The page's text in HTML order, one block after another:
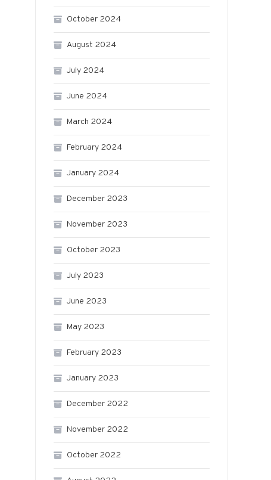
October 2024
August 2024
July 2024
June 2024
March 2024
February 2024
January 2024
December 2023
November 2023
October 2023
July 2023
June 2023
May 2023
February 2023
January 2023
December 2022
November 2022
October 2022